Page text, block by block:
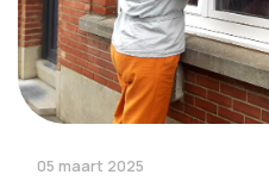
05 maart 2025